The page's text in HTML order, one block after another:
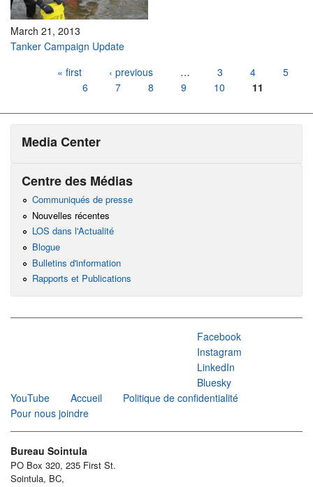
March 21, 2013
Tanker Campaign Update
« first ‹ previous … 3 4
5
6
7 8 9 10 11
Media Center
Centre des Médias
Communiqués de presse
Nouvelles récentes
LOS dans l'Actualité
Blogue
Bulletins d'information
Rapports et Publications
Facebook
Instagram
LinkedIn
Bluesky
YouTube
Accueil
Politique de confidentialité
Pour nous joindre
Bureau Sointula
PO Box 320, 235 First St.
Sointula, BC,